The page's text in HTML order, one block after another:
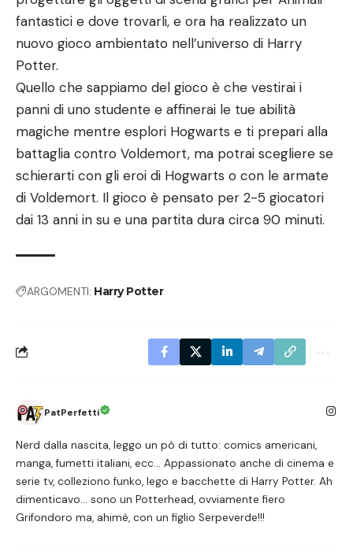
fantastici e dove trovarli, e ora ha realizzato un
nuovo gioco ambientato nell’universo di Harry
Potter.
Quello che sappiamo del gioco è che vestirai i
panni di uno studente e affinerai le tue abilità
magiche mentre esplori Hogwarts e ti prepari alla
battaglia contro Voldemort, ma potrai scegliere se
schierarti con gli eroi di Hogwarts o con le armate
di Voldemort. Il gioco è pensato per 2-5 giocatori
dai 13 anni in su e una partita dura circa 90 minuti.
ARGOMENTI: Harry Potter
PatPerfetti
Nerd dalla nascita, leggo un pò di tutto: comics americani,
manga, fumetti italiani, ecc... Appassionato anche di cinema e
serie tv, colleziono funko, lego e bacchette di Harry Potter. Ah
dimenticavo... sono un Potterhead, ovviamente fiero
Grifondoro ma, ahimè, con un figlio Serpeverde!!!